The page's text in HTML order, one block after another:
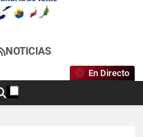
DE
Federación Canaria De
NOTICIAS
En Directo